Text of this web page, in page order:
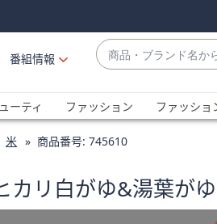
番組情報
商
品・
ラ
ン
ド
か
ら
補
が
利
可
能
な
ーティ ファッション ファッショ
米 商品番号: 745610
カリ白がゆ&湯葉が